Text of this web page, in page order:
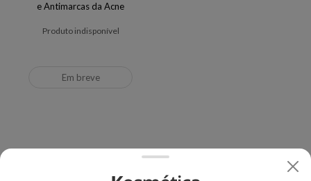
e Antimarcas da Acne
Produto indisponível
Em breve